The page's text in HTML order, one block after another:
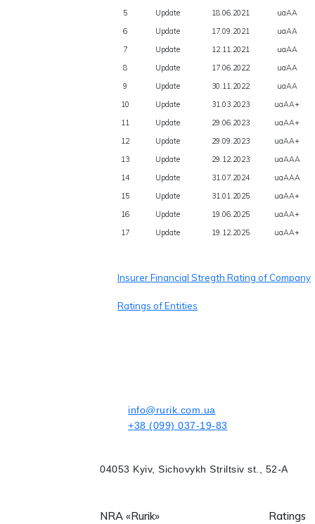
5
Update 18.06.2021
uaAA
6
Update 17.09.2021
uaAA
7
Update 12.11.2021
uaAA
8
Update 17.06.2022
uaAA
9
Update 30.11.2022
uaAA
10
Update 31.03.2023
uaAA+
11
Update 29.06.2023
uaAA+
12
Update 29.09.2023
uaAA+
13
Update 29.12.2023
uaAAA
14
Update 31.07.2024
uaAAA
15
Update 31.01.2025
uaAA+
16
Update 19.06.2025
uaAA+
17
Update 19.12.2025 uaAA+
Insurer Financial Stregth Rating of Company
Ratings of Entities
info@rurik.com.ua
+38 (099) 037-19-83
04053 Kyiv, Sichovykh Striltsiv st., 52-A
NRA «Rurik» Ratings